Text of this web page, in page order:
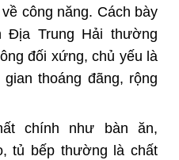
công năng. Cách bày
Địa Trung Hải thường
đối xứng, chủ yếu là
thoáng đãng, rộng
chính như bàn ăn,
tủ bếp thường là chất